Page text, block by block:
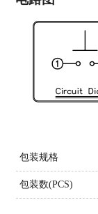
包装规格
包装数(PCS)